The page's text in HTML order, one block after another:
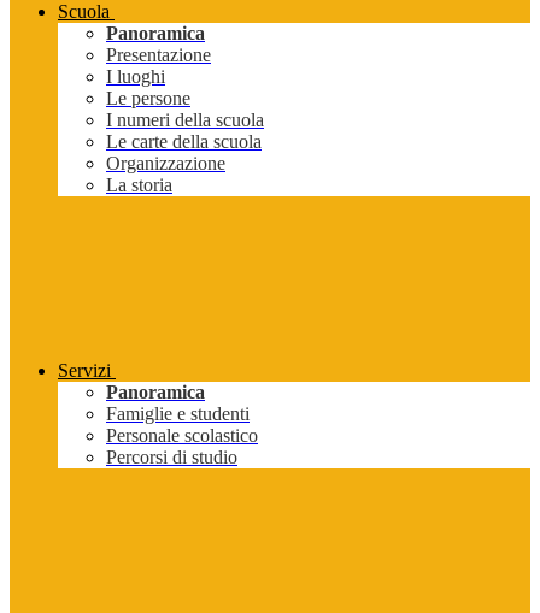
Scuola
Panoramica
Presentazione
I luoghi
Le persone
I numeri della scuola
Le carte della scuola
Organizzazione
La storia
Servizi
Panoramica
Famiglie e studenti
Personale scolastico
Percorsi di studio